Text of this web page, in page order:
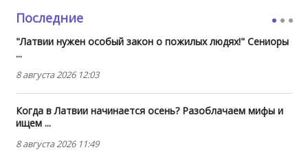
Последние
"Латвии нужен особый закон о пожилых людях!" Сениоры
...
8 августа 2026 12:03
Когда в Латвии начинается осень? Разоблачаем мифы и
ищем ...
8 августа 2026 11:49